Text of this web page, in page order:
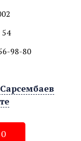
54
98-80
0